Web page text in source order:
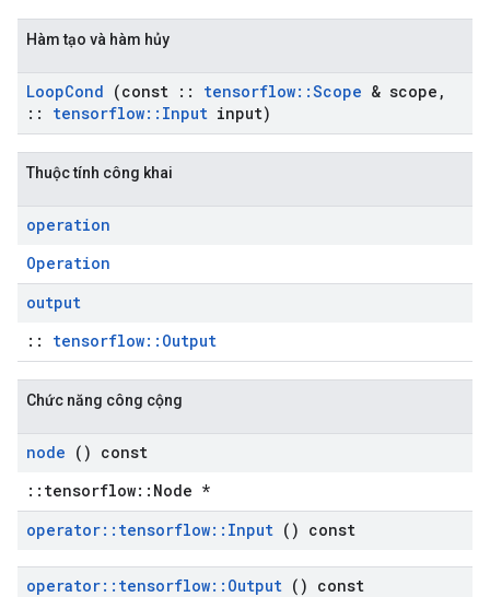
Hàm tạo và hàm hủy
LoopCond (const :: tensorflow::Scope & scope ,
::
tensorflow:: Input input)
Thuộc tính công khai
operation
Operation
output
:: tensorflow::Output
Chức năng công cộng
node () const
::tensorflow::Node *
operator:: tensorflow:: Input () const
operator:: tensorflow:: Output () const